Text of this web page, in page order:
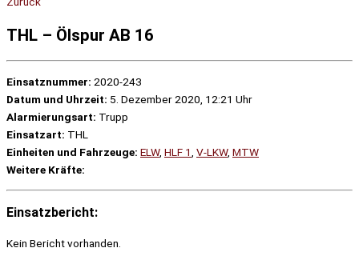
THL – Ölspur AB 16
Einsatznummer: 2020-243
Datum und Uhrzeit: 5. Dezember 2020, 12:21 Uhr
Alarmierungsart: Trupp
Einsatzart: THL
Einheiten und Fahrzeuge: ELW, HLF 1 V-LKW, MTW
Weitere Kräfte:
Einsatzbericht:
Kein Bericht vorhanden.